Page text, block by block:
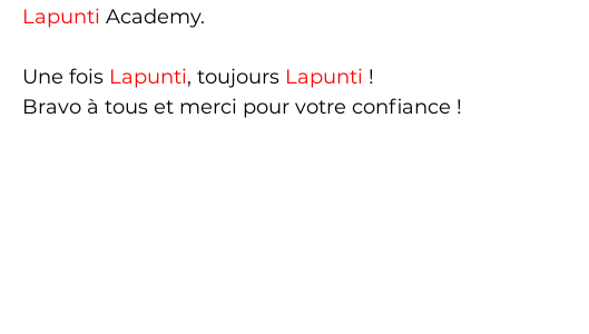
Lapunti Academy.
Une fois Lapunti, toujours Lapunti !
Bravo à tous et merci pour votre confiance !